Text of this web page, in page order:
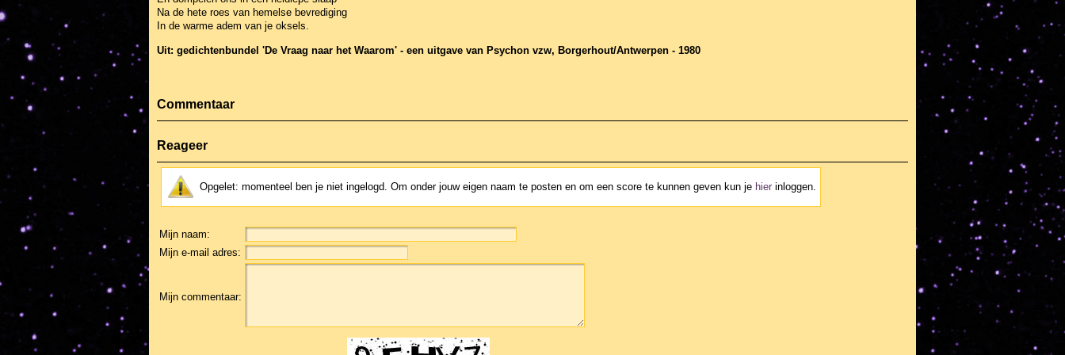
Na de hete roes van hemelse bevrediging
In de warme adem van je oksels.
Uit: gedichtenbundel 'De Vraag naar het Waarom' - een uitgave van Psychon vzw, Borgerhout/Antwerpen - 1980
Commentaar
Reageer
Opgelet: momenteel ben je niet ingelogd. Om onder jouw eigen naam te posten en om een score te kunnen geven kun je hier inloggen.
Mijn naam:
Mijn e-mail adres:
Mijn commentaar: